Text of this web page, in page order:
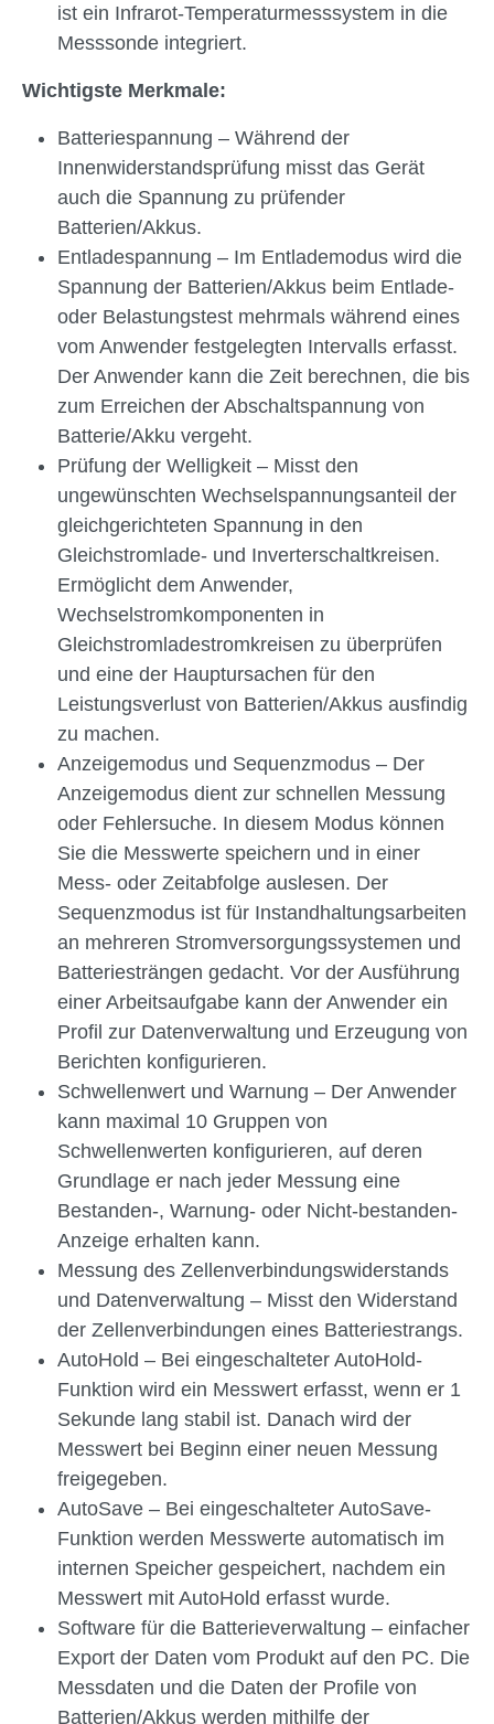
ist ein Infrarot-Temperaturmesssystem in die
Messsonde integriert.
Wichtigste Merkmale:
Batteriespannung – Während der
Innenwiderstandsprüfung misst das Gerät
auch die Spannung zu prüfender
Batterien/Akkus.
Entladespannung – Im Entlademodus wird die
Spannung der Batterien/Akkus beim Entlade-
oder Belastungstest mehrmals während eines
vom Anwender festgelegten Intervalls erfasst.
Der Anwender kann die Zeit berechnen, die bis
zum Erreichen der Abschaltspannung von
Batterie/Akku vergeht.
Prüfung der Welligkeit – Misst den
ungewünschten Wechselspannungsanteil der
gleichgerichteten Spannung in den
Gleichstromlade- und Inverterschaltkreisen.
Ermöglicht dem Anwender,
Wechselstromkomponenten in
Gleichstromladestromkreisen zu überprüfen
und eine der Hauptursachen für den
Leistungsverlust von Batterien/Akkus ausfindig
zu machen.
Anzeigemodus und Sequenzmodus – Der
Anzeigemodus dient zur schnellen Messung
oder Fehlersuche. In diesem Modus können
Sie die Messwerte speichern und in einer
Mess- oder Zeitabfolge auslesen. Der
Sequenzmodus ist für Instandhaltungsarbeiten
an mehreren Stromversorgungssystemen und
Batteriesträngen gedacht. Vor der Ausführung
einer Arbeitsaufgabe kann der Anwender ein
Profil zur Datenverwaltung und Erzeugung von
Berichten konfigurieren.
Schwellenwert und Warnung – Der Anwender
kann maximal 10 Gruppen von
Schwellenwerten konfigurieren, auf deren
Grundlage er nach jeder Messung eine
Bestanden-, Warnung- oder Nicht-bestanden-
Anzeige erhalten kann.
Messung des Zellenverbindungswiderstands
und Datenverwaltung – Misst den Widerstand
der Zellenverbindungen eines Batteriestrangs.
AutoHold – Bei eingeschalteter AutoHold-
Funktion wird ein Messwert erfasst, wenn er 1
Sekunde lang stabil ist. Danach wird der
Messwert bei Beginn einer neuen Messung
freigegeben.
AutoSave – Bei eingeschalteter AutoSave-
Funktion werden Messwerte automatisch im
internen Speicher gespeichert, nachdem ein
Messwert mit AutoHold erfasst wurde.
Software für die Batterieverwaltung – einfacher
Export der Daten vom Produkt auf den PC. Die
Messdaten und die Daten der Profile von
Batterien/Akkus werden mithilfe der